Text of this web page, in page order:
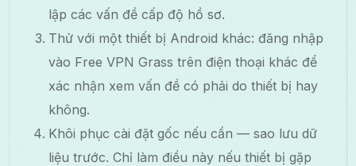
lập các vấn đề cấp độ hồ sơ.
Thử với một thiết bị Android khác: đăng nhập
vào Free VPN Grass trên điện thoại khác để
xác nhận xem vấn đề có phải do thiết bị hay
không.
Khôi phục cài đặt gốc nếu cần — sao lưu dữ
liệu trước. Chỉ làm điều này nếu thiết bị gặp